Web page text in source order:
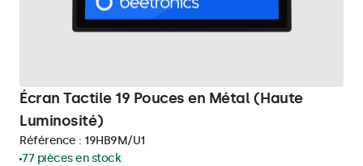
Écran Tactile 19 Pouces en Métal (Haute
Luminosité)
Référence : 19HB9M/U1
77 pièces en stock